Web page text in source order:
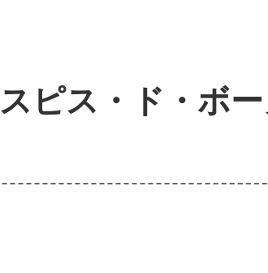
ピス・ド・ボ